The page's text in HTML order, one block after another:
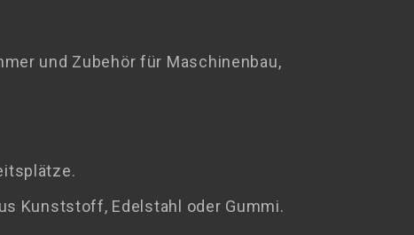
und Zubehör für Maschinenbau,
Kunststoff, Edelstahl oder Gummi.